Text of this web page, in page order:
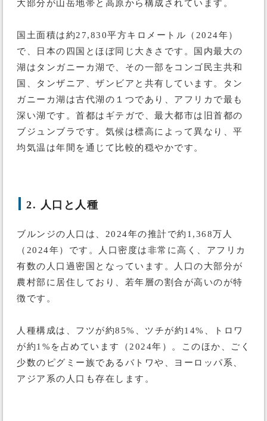
大部分が山岳地帯と高原から構成されています。
国土面積は約27,830平方キロメートル（2024年）
で、日本の四国とほぼ同じ大きさです。国内最大の
湖はタンガニーカ湖で、その一部をコンゴ民主共和
国、タンザニア、ザンビアと共有しています。タン
ガニーカ湖は古代湖の１つであり、アフリカで最も
深い湖です。首都はギテガで、最大都市は旧首都の
ブジュンブラです。気候は標高によって異なり、平
均気温は年間を通じて比較的穏やかです。
2. 人口と人種
ブルンジの人口は、2024年の推計で約1,368万人
（2024年）です。人口密度は非常に高く、アフリカ
有数の人口過密国となっています。人口の大部分が
農村部に居住しており、若年層の割合が高いのが特
徴です。
人種構成は、フツが約85%、ツチが約14%、トロワ
が約1%を占めています（2024年）。このほか、ごく
少数のピグミー族であるバトワや、ヨーロッパ系、
アジア系の人口も存在します。